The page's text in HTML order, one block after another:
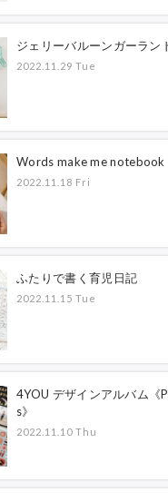
ジェリーバルーンガーラン
2022.11.29 Tue
Words make me notebook
2022.11.18 Fri
ふたりで書く育児日記
2022.11.15 Tue
4YOU デザインアルバム《
s》
2022.11.10 Thu